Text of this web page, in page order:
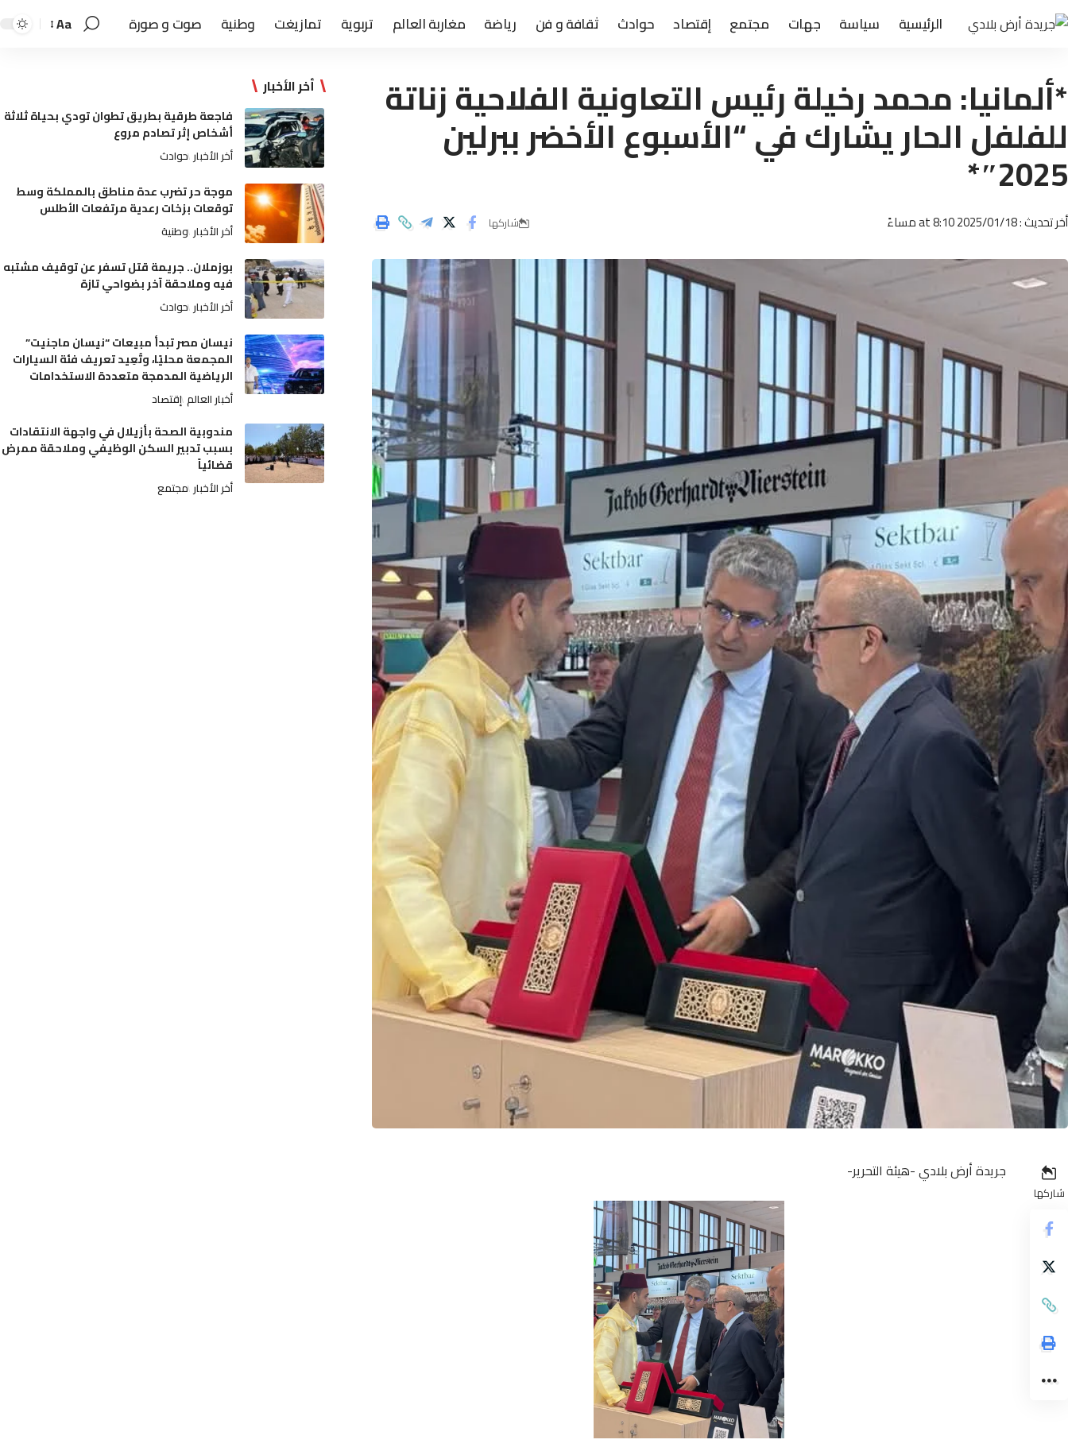
الرئيسية سياسة جهات مجتمع إقتصاد حوادث ثقافة و فن رياضة مغاربة العالم تربوية تمازيغت وطنية صوت و صورة Aa
*ألمانيا: محمد رخيلة رئيس التعاونية الفلاحية زناتة
للفلفل الحار يشارك في “الأسبوع الأخضر ببرلين
2025″*
أخر تحديث : 2025/01/18 at 8:10 مساءً شاركها
شاركها
جريدة أرض بلادي -هيئة التحرير-
أخر الأخبار
فاجعة طرقية بطريق تطوان تودي بحياة ثلاثة
أشخاص إثر تصادم مروع
أخر الأخبار حوادث
موجة حر تضرب عدة مناطق بالمملكة وسط
توقعات بزخات رعدية مرتفعات الأطلس
أخر الأخبار وطنية
بوزملان.. جريمة قتل تسفر عن توقيف مشتبه
فيه وملاحقة آخر بضواحي تازة
أخر الأخبار حوادث
نيسان مصر تبدأ مبيعات “نيسان ماجنيت”
المجمعة محليًا، وتُعِيد تعريف فئة السيارات
الرياضية المدمجة متعددة الاستخدامات
أخبار العالم إقتصاد
مندوبية الصحة بأزيلال في واجهة الانتقادات
بسبب تدبير السكن الوظيفي وملاحقة ممرض
قضائياً
أخر الأخبار مجتمع